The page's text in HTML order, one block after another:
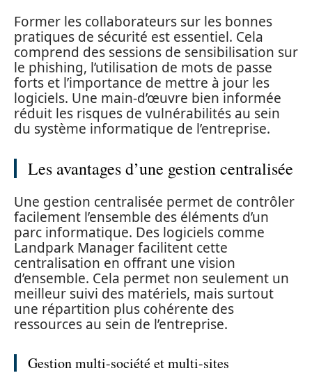
Former les collaborateurs sur les bonnes
pratiques de sécurité est essentiel. Cela
comprend des sessions de sensibilisation sur
le phishing, l’utilisation de mots de passe
forts et l’importance de mettre à jour les
logiciels. Une main-d’œuvre bien informée
réduit les risques de vulnérabilités au sein
du système informatique de l’entreprise.
Les avantages d’une gestion centralisée
Une gestion centralisée permet de contrôler
facilement l’ensemble des éléments d’un
parc informatique. Des logiciels comme
Landpark Manager facilitent cette
centralisation en offrant une vision
d’ensemble. Cela permet non seulement un
meilleur suivi des matériels, mais surtout
une répartition plus cohérente des
ressources au sein de l’entreprise.
Gestion multi-société et multi-sites